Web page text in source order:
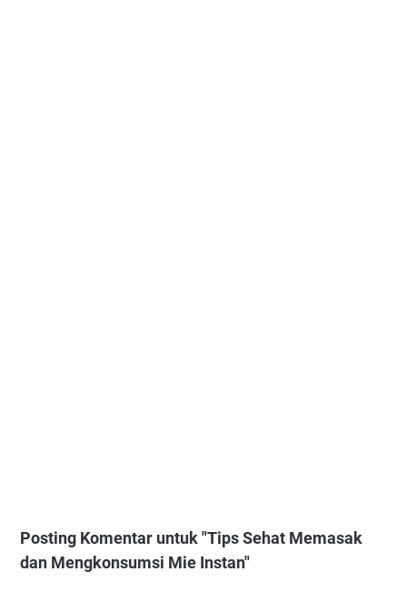
Posting Komentar untuk "Tips Sehat Memasak
dan Mengkonsumsi Mie Instan"